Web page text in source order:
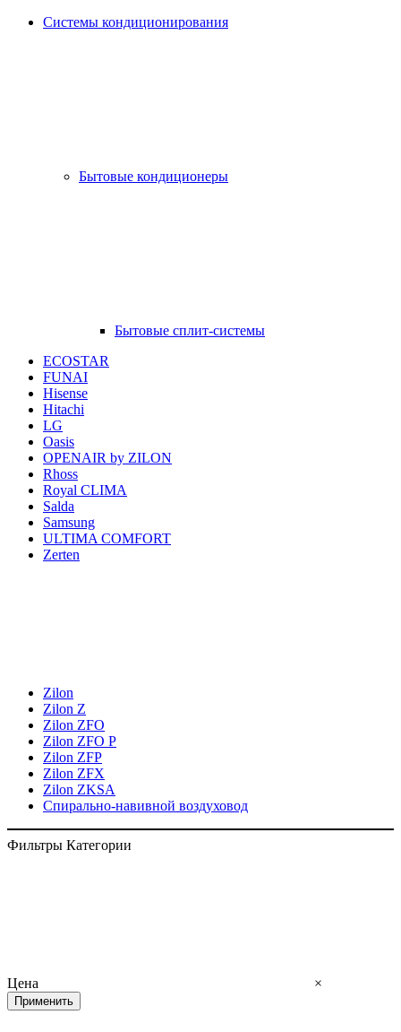
Системы кондиционирования
Бытовые кондиционеры
Бытовые сплит-системы
ECOSTAR
FUNAI
Hisense
Hitachi
LG
Oasis
OPENAIR by ZILON
Rhoss
Royal CLIMA
Salda
Samsung
ULTIMA COMFORT
Zerten
Zilon
Zilon Z
Zilon ZFO
Zilon ZFO Р
Zilon ZFP
Zilon ZFX
Zilon ZKSA
Спирально-навивной воздуховод
Фильтры Категории
Цена ×
Применить